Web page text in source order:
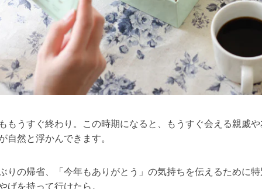
もうすぐ終わり。この時期になると、もうすぐ会える親戚や
自然と浮かんできます。
りの帰省、「今年もありがとう」の気持ちを伝えるために特
げを持って行けたら。